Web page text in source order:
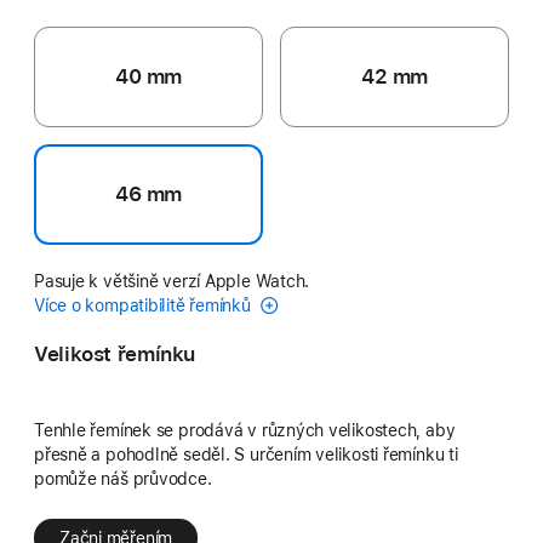
40 mm 42 mm
46 mm
Pasuje k většině verzí Apple Watch.
Více o kompatibilitě řemínků
Velikost řemínku
Tenhle řemínek se prodává v různých velikostech, aby
přesně a pohodlně seděl. S určením velikosti řemínku ti
pomůže náš průvodce.
Začni měřením